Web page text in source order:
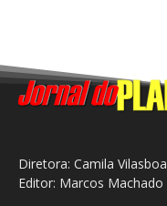
Diretora: Camila Vilasboa
Editor: Marcos Machado